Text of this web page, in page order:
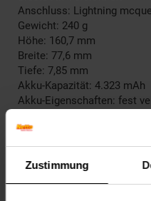
Zustimmung
Anschluss: Lightning
Gewicht: 240 g
Höhe: 160,7 mm
Breite: 77,6 mm
Tiefe: 7,85 mm
Akku-Kapazität: 4.323 mAh
Akku-Eigenschaften: fest
Sperrstatus: Frei ab Werk
Vertrag: Ohne Vertrag